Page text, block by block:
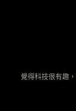
覺得科技很有趣